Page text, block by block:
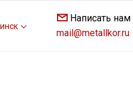
Написать нам
mail@metallkor.ru